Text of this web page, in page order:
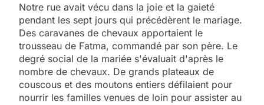
Notre rue avait vécu dans la joie et la gaieté
pendant les sept jours qui précédèrent le mariage.
Des caravanes de chevaux apportaient le
trousseau de Fatma, commandé par son père. Le
degré social de la mariée s'évaluait d'après le
nombre de chevaux. De grands plateaux de
couscous et des moutons entiers défilaient pour
nourrir les familles venues de loin pour assister au